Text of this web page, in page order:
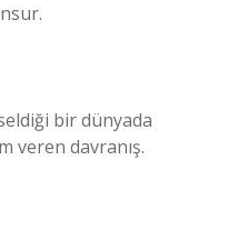
bir dünyada
veren davranış.